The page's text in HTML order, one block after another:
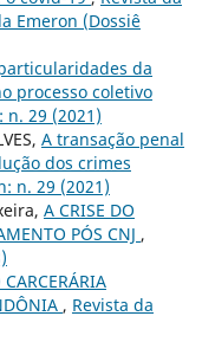
Emeron (Dossiê
da
processo coletivo
n. 29 (2021)
A transação penal
dos crimes
n. 29 (2021)
A CRISE DO
PÓS CNJ ,
, Revista da